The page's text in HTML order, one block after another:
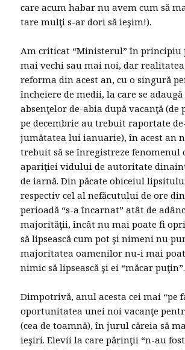
care acum habar nu avem cum să
tare mulţi s-ar dori să ieşim!).
Am criticat “Ministerul” în principiu
mai vechi sau mai noi, dar realitatea
reforma din acest an, cu o singură
încheiere de medii, la care se
absenţelor de-abia după vacanţă (de
pe decembrie au trebuit raportate
jumătatea lui ianuarie), în acest an
trebuit să se înregistreze fenomenul
apariţiei vidului de autoritate
de iarnă. Din păcate obiceiul
respectiv cel al nefăcutului de ore
perioadă “s-a încarnat” atât de
majorităţii, încât nu mai poate fi
să lipsească cum pot şi nimeni nu
majoritatea oamenilor nu-i mai
nimic să lipsească şi ei “măcar puţin”.
Dimpotrivă, anul acesta cei mai “pe
oportunitatea unei noi vacanţe
(cea de toamnă), în jurul căreia să
ieşiri. Elevii la care părinţii “n-au